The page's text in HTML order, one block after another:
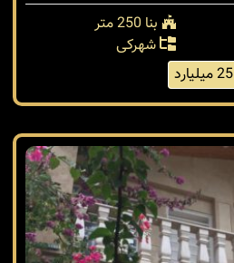
بنا 250 متر
شهرکی
25 میلیارد